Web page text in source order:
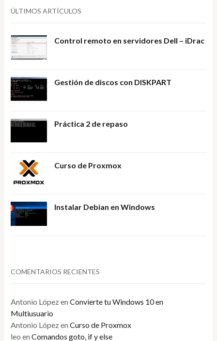
ÚLTIMOS ARTÍCULOS
Control remoto en servidores Dell – iDrac
Gestión de discos con DISKPART
Práctica 2 de repaso
Curso de Proxmox
Instalar Debian en Windows
COMENTARIOS RECIENTES
Antonio LópezenConvierte tu Windows 10 en
Multiusuario
Antonio LópezenCurso de Proxmox
leo enComandos goto, if y else